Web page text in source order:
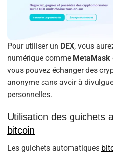
Pour utiliser un DEX, vous
numérique comme MetaMask
vous pouvez échanger des
anonyme sans avoir à
personnelles.
Utilisation des guichets
bitcoin
Les guichets automatiques